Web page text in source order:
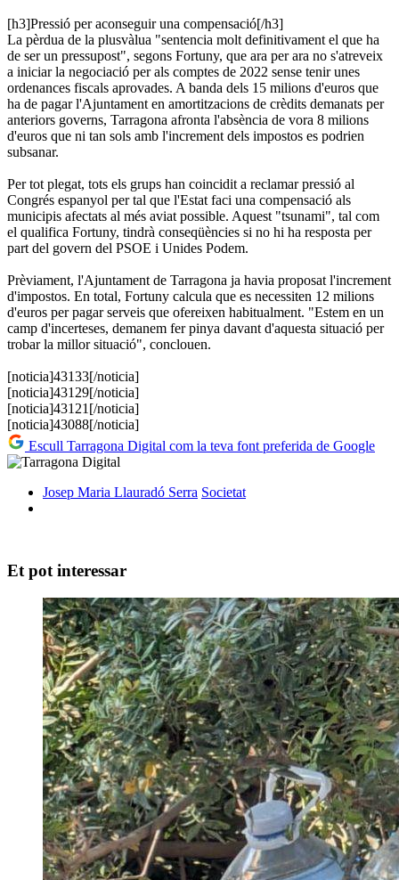
[h3]Pressió per aconseguir una compensació[/h3]
La pèrdua de la plusvàlua "sentencia molt definitivament el que ha
de ser un pressupost", segons Fortuny, que ara per ara no s'atreveix
a iniciar la negociació per als comptes de 2022 sense tenir unes
ordenances fiscals aprovades. A banda dels 15 milions d'euros que
ha de pagar l'Ajuntament en amortitzacions de crèdits demanats per
anteriors governs, Tarragona afronta l'absència de vora 8 milions
d'euros que ni tan sols amb l'increment dels impostos es podrien
subsanar.
Per tot plegat, tots els grups han coincidit a reclamar pressió al
Congrés espanyol per tal que l'Estat faci una compensació als
municipis afectats al més aviat possible. Aquest "tsunami", tal com
el qualifica Fortuny, tindrà conseqüències si no hi ha resposta per
part del govern del PSOE i Unides Podem.
Prèviament, l'Ajuntament de Tarragona ja havia proposat l'increment
d'impostos. En total, Fortuny calcula que es necessiten 12 milions
d'euros per pagar serveis que ofereixen habitualment. "Estem en un
camp d'incerteses, demanem fer pinya davant d'aquesta situació per
trobar la millor situació", conclouen.
[noticia]43133[/noticia]
[noticia]43129[/noticia]
[noticia]43121[/noticia]
[noticia]43088[/noticia]
Escull Tarragona Digital com la teva font preferida de Google
Josep Maria Llauradó Serra Societat
Et pot interessar